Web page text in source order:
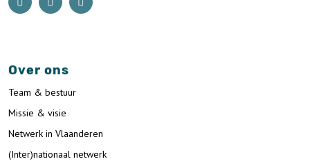
Over ons
Team & bestuur
Missie & visie
Netwerk in Vlaanderen
(Inter)nationaal netwerk